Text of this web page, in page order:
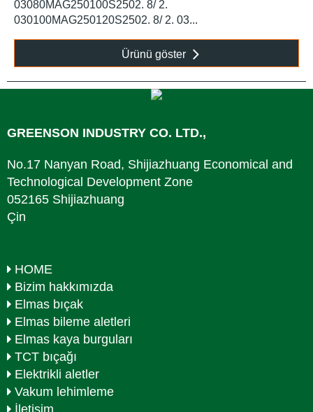
03080MAG250100S2502. 8/ 2.
030100MAG250120S2502. 8/ 2. 03...
Ürünü göster
GREENSON INDUSTRY CO. LTD.,
No.17 Nanyan Road, Shijiazhuang Economical and
Technological Development Zone
052165 Shijiazhuang
Çin
HOME
Bizim hakkımızda
Elmas bıçak
Elmas bileme aletleri
Elmas kaya burguları
TCT bıçağı
Elektrikli aletler
Vakum lehimleme
İletişim